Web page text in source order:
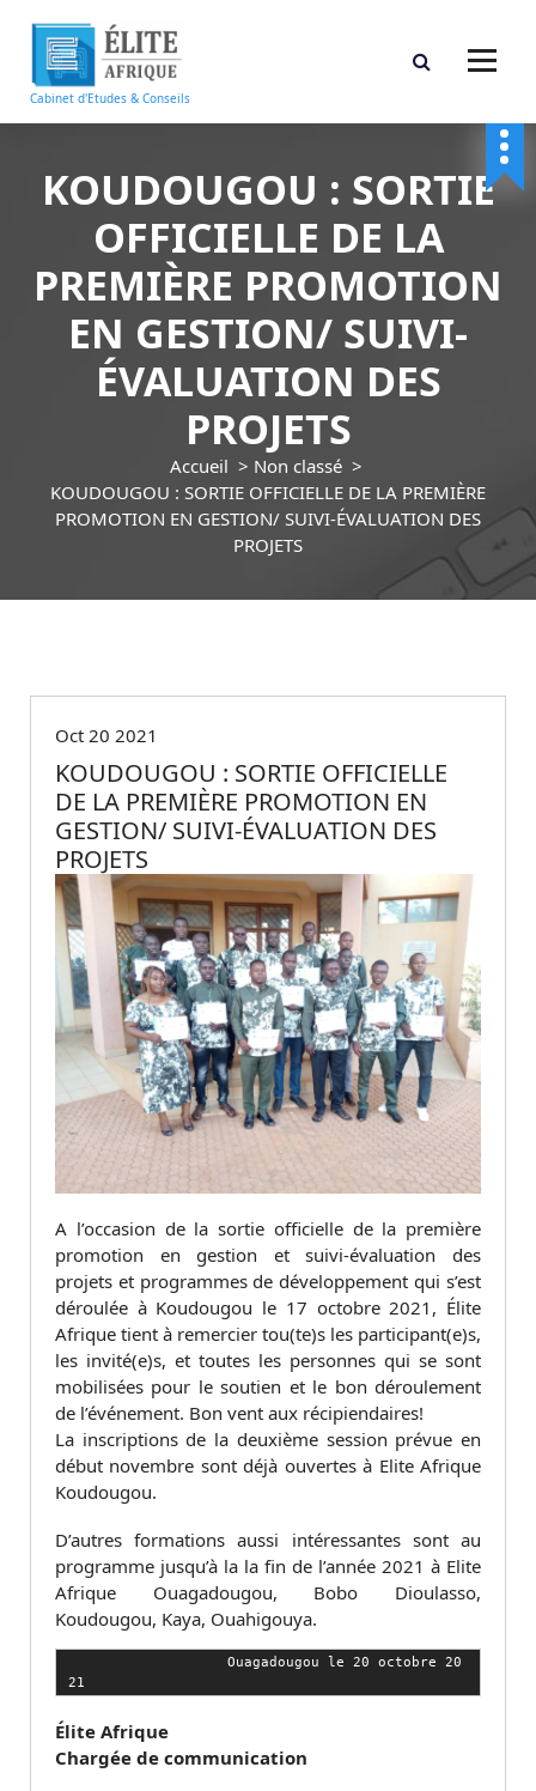
r
Cabinet d'Etudes & Conseils
KOUDOUGOU : SORTIE
OFFICIELLE DE LA
PREMIÈRE PROMOTION
EN GESTION/ SUIVI-
ÉVALUATION DES
PROJETS
Accueil > Non classé>
KOUDOUGOU : SORTIE OFFICIELLE DE LA PREMIÈRE
PROMOTION EN GESTION/ SUIVI-ÉVALUATION DES
PROJETS
Oct 20 2021
KOUDOUGOU : SORTIE OFFICIELLE
DE LA PREMIÈRE PROMOTION EN
GESTION/ SUIVI-ÉVALUATION DES
PROJETS
A l’occasion de la sortie officielle de la première
promotion en gestion et suivi-évaluation des
projets et programmes de développement qui s’est
déroulée à Koudougou le 17 octobre 2021, Élite
Afrique tient à remercier tou(te)s les participant(e)s,
les invité(e)s, et toutes les personnes qui se sont
mobilisées pour le soutien et le bon déroulement
de l’événement. Bon vent aux récipiendaires!
La inscriptions de la deuxième session prévue en
début novembre sont déjà ouvertes à Elite Afrique
Koudougou.
D’autres formations aussi intéressantes sont au
programme jusqu’à la la fin de l’année 2021 à Elite
Afrique Ouagadougou, Bobo Dioulasso,
Koudougou, Kaya, Ouahigouya.
21
Élite Afrique
Chargée de communication